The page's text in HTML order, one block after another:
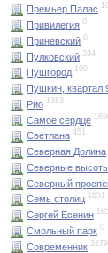
Премьер Палас
Привилегия 0
Приневский 0
Пулковский 334
Пушгород 109
Пушкин, квартал
Рио 1383
Самое сердце
Светлана 451
Северная Долина
Северные
Северный
Семь столиц 1651
Сергей Есенин
Смольный парк 0
Современник 3279